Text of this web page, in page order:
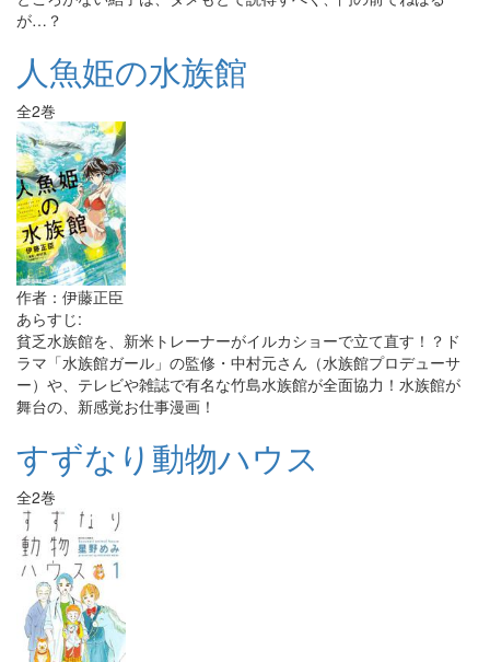
が…？
人魚姫の水族館
全2巻
作者：伊藤正臣
あらすじ:
貧乏水族館を、新米トレーナーがイルカショーで立て直す！？ド
ラマ「水族館ガール」の監修・中村元さん（水族館プロデューサ
ー）や、テレビや雑誌で有名な竹島水族館が全面協力！水族館が
舞台の、新感覚お仕事漫画！
すずなり動物ハウス
全2巻